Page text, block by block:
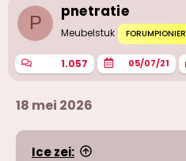
P
pnetratie
Meubelstuk FORUMPIONIER
1.057 05/07/21
18 mei 2026
Ice zei: